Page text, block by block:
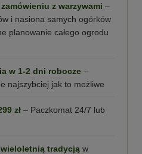
z warzywami –
i nasiona samych ogórków
planowanie całego ogrodu
w 1-2 dni robocze –
najszybciej jak to możliwe
zł – Paczkomat 24/7 lub
tradycją w